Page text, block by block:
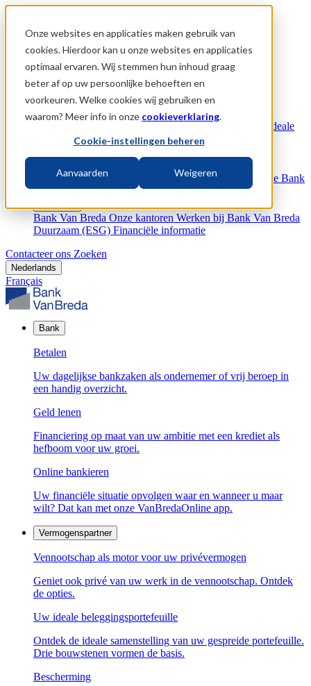
Onze websites en applicaties maken gebruik van
cookies. Hierdoor kan u onze websites en applicaties
optimaal ervaren. Wij stemmen hun inhoud graag
beter af op uw persoonlijke behoeften en
voorkeuren. Welke cookies wij gebruiken en
waarom? Meer info in onze cookieverklaring.
Cookie-instellingen beheren
Aanvaarden Weigeren
Skip to content
Bank
BetalenGeld lenenOnline bankieren
Vermogenspartner
Uw ideale
beleggingsportefeuilleBeschermingFinancieel en
Bank Van Breda Magazine Bank Van Breda Deep Dive Bank
Van Breda podcastBank Van Breda blog
Bank Van Breda Onze kantoren Werken bij Bank Van Breda
Duurzaam (ESG) Financiële informatie
Contacteer ons Zoeken
Nederlands
Français
Bank
Betalen
Uw dagelijkse bankzaken als ondernemer of vrij beroep in
een handig overzicht.
Geld lenen
Financiering op maat van uw ambitie met een krediet als
hefboom voor uw groei.
Online bankieren
Uw financiële situatie opvolgen waar en wanneer u maar
wilt? Dat kan met onze VanBredaOnline app.
Vermogenspartner
Vennootschap als motor voor uw privévermogen
Geniet ook privé van uw werk in de vennootschap. Ontdek
de opties.
Uw ideale beleggingsportefeuille
Ontdek de ideale samenstelling van uw gespreide portefeuille.
Drie bouwstenen vormen de basis.
Bescherming